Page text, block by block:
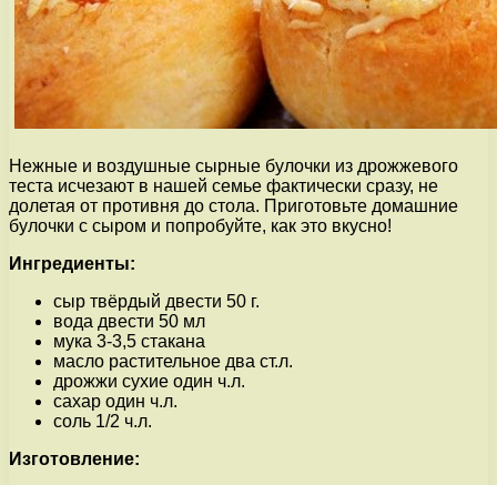
Нежные и воздушные сырные булочки из дрожжевого
теста исчезают в нашей семье фактически сразу, не
долетая от противня до стола. Приготовьте домашние
булочки с сыром и попробуйте, как это вкусно!
Ингредиенты:
сыр твёрдый двести 50 г.
вода двести 50 мл
мука 3-3,5 стакана
масло растительное два ст.л.
дрожжи сухие один ч.л.
сахар один ч.л.
соль 1/2 ч.л.
Изготовление: